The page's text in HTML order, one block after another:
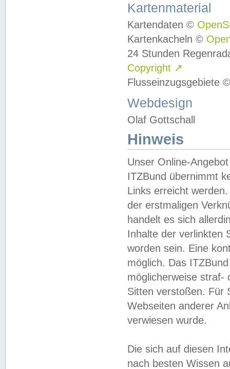
Kartenmaterial
Kartendaten ©
Kartenkacheln ©
24 Stunden
Copyright ↗
Flusseinzugsgebiete
Webdesign
Olaf Gottschall
Hinweis
Unser Online-
ITZBund übernimmt
Links erreicht
der erstmaligen
handelt es sich
Inhalte der verlinkten
worden sein. Eine
möglich. Das
möglicherweise straf-
Sitten verstoßen. Für
Webseiten anderer
verwiesen wurde.
Die sich auf diesen
nach besten Wissen